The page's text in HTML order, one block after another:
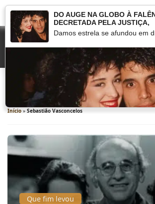
Sebastião
Início » Sebastião Vasconcelos
Que fim levou
DO AUGE NA GLOBO À
DECRETADA PELA JUSTIÇA,
Damos estrela se afundou em